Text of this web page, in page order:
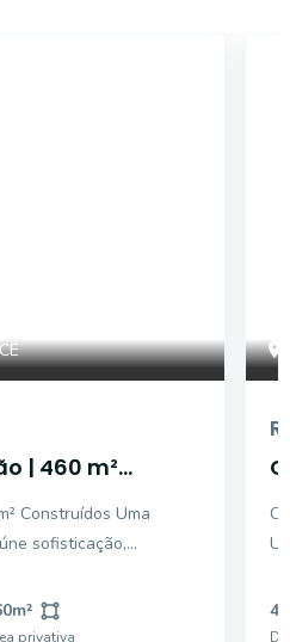
| 460 m²
Uma
sofisticação,
excelente
premium, o
m²
privativa
4